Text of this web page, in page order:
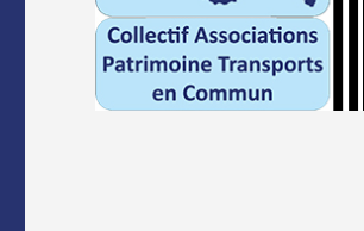
1 h 00 min
2 h 00 min